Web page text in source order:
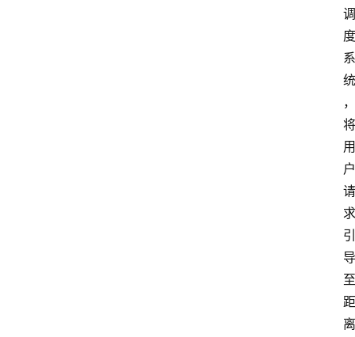
调
度
系
统
，
将
用
户
请
求
引
导
至
距
离